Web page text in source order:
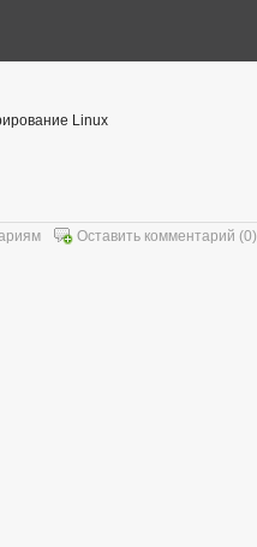
Linux
Оставить комментарий (0)